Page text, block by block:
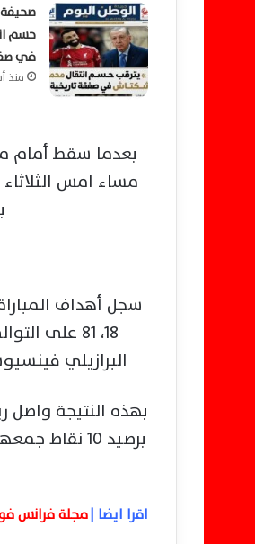
صحيفة
حسم
في
منذ
مساء امس
18، 81
البرازيلي فينسيوس
بهذه النتيجة واصل
اقرا ايضا |مجلة فرانس